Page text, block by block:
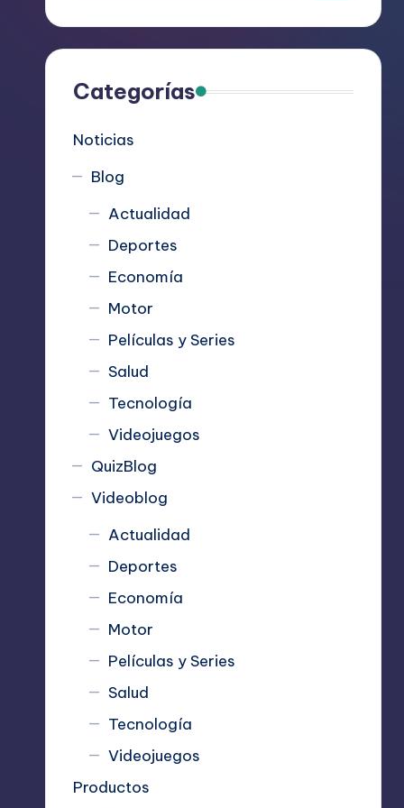
R
e
Categorías
Noticias
Blog
Actualidad
Deportes
Economía
Motor
Películas y Series
Salud
Tecnología
Videojuegos
QuizBlog
Videoblog
Actualidad
Deportes
Economía
Motor
Películas y Series
Salud
Tecnología
Videojuegos
Productos